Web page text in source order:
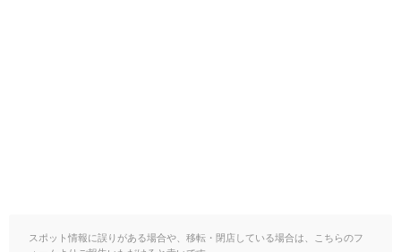
スポット情報に誤りがある場合や、移転・閉店している場合は、こちらのフ